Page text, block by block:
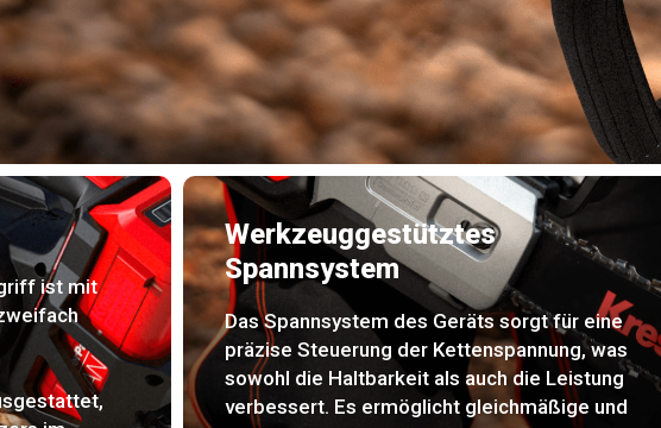
ist mit
Werkzeuggestütztes
Spannsystem
Das Spannsystem des Geräts sorgt für eine
präzise Steuerung der Kettenspannung, was
sowohl die Haltbarkeit als auch die Leistung
verbessert. Es ermöglicht gleichmäßige und